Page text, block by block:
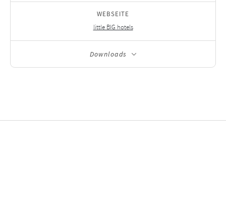
WEBSEITE
little BIG hotels
Downloads